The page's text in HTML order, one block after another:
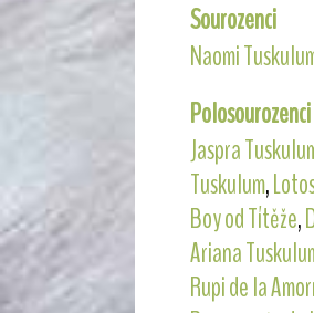
Sourozenci
Naomi
Polosourozenci
Jaspra
Tuskulum,
Boy od Títěže,
Ariana
Rupi de la